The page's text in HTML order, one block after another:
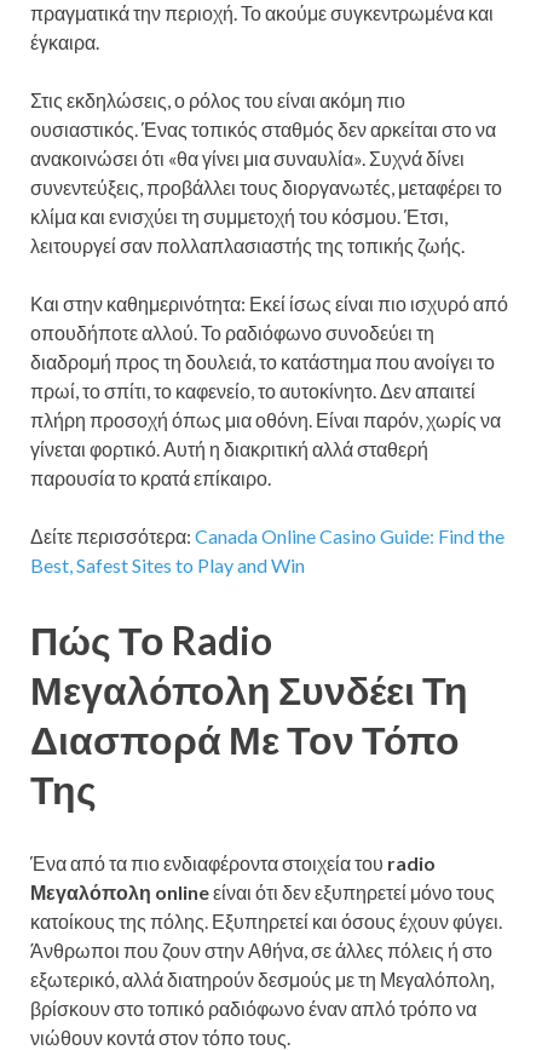
πραγματικά την περιοχή. Το ακούμε συγκεντρωμένα και
έγκαιρα.
Στις εκδηλώσεις, ο ρόλος του είναι ακόμη πιο
ουσιαστικός. Ένας τοπικός σταθμός δεν αρκείται στο να
ανακοινώσει ότι «θα γίνει μια συναυλία». Συχνά δίνει
συνεντεύξεις, προβάλλει τους διοργανωτές, μεταφέρει το
κλίμα και ενισχύει τη συμμετοχή του κόσμου. Έτσι,
λειτουργεί σαν πολλαπλασιαστής της τοπικής ζωής.
Και στην καθημερινότητα: Εκεί ίσως είναι πιο ισχυρό από
οπουδήποτε αλλού. Το ραδιόφωνο συνοδεύει τη
διαδρομή προς τη δουλειά, το κατάστημα που ανοίγει το
πρωί, το σπίτι, το καφενείο, το αυτοκίνητο. Δεν απαιτεί
πλήρη προσοχή όπως μια οθόνη. Είναι παρόν, χωρίς να
γίνεται φορτικό. Αυτή η διακριτική αλλά σταθερή
παρουσία το κρατά επίκαιρο.
Δείτε περισσότερα: Canada Online Casino Guide: Find the
Best, Safest Sites to Play and Win
Πώς Το Radio
Μεγαλόπολη Συνδέει Τη
Διασπορά Με Τον Τόπο
Της
Ένα από τα πιο ενδιαφέροντα στοιχεία του radio
Μεγαλόπολη onlineείναι ότι δεν εξυπηρετεί μόνο τους
κατοίκους της πόλης. Εξυπηρετεί και όσους έχουν φύγει.
Άνθρωποι που ζουν στην Αθήνα, σε άλλες πόλεις ή στο
εξωτερικό, αλλά διατηρούν δεσμούς με τη Μεγαλόπολη,
βρίσκουν στο τοπικό ραδιόφωνο έναν απλό τρόπο να
νιώθουν κοντά στον τόπο τους.